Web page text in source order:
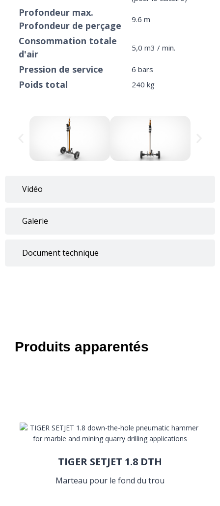
Vidéo
Galerie
Document technique
Profondeur max.
Profondeur de perçage
9.6 m
Consommation totale
d'air
5,0 m3 / min.
Pression de service 6 bars
Poids total 240 kg
Produits apparentés
TIGER SETJET 1.8 DTH
Marteau pour le fond du trou